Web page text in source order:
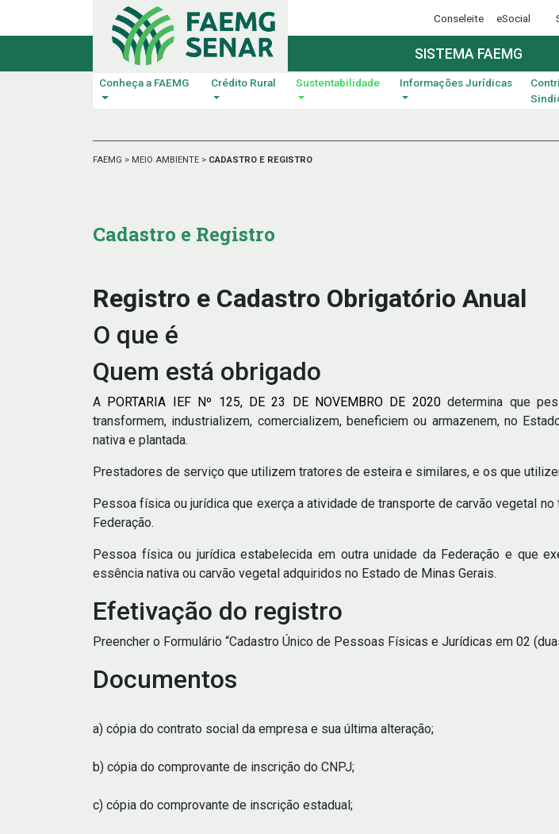
Conseleite eSocial
SISTEMA FAEMG
Conheça a FAEMG Crédito Rural Sustentabilidade Informações Jurídicas
FAEMG > MEIO AMBIENTE > CADASTRO E REGISTRO
Cadastro e Registro
Registro e Cadastro Obrigatório Anual
O que é
Quem está obrigado
A PORTARIA IEF Nº 125, DE 23 DE NOVEMBRO DE 2020 determina que
transformem, industrializem, comercializem, beneficiem ou armazenem, no
nativa e plantada.
Prestadores de serviço que utilizem tratores de esteira e similares, e os que
Pessoa física ou jurídica que exerça a atividade de transporte de carvão vegetal
Federação.
Pessoa física ou jurídica estabelecida em outra unidade da Federação e que
essência nativa ou carvão vegetal adquiridos no Estado de Minas Gerais.
Efetivação do registro
Preencher o Formulário “Cadastro Único de Pessoas Físicas e Jurídicas em 02
Documentos
a) cópia do contrato social da empresa e sua última alteração;
b) cópia do comprovante de inscrição do CNPJ;
c) cópia do comprovante de inscrição estadual;